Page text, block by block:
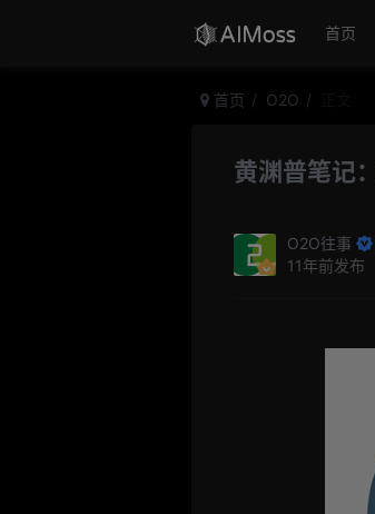
首页
首页 O2O
黄渊普笔记
O2O往事
11年前发布